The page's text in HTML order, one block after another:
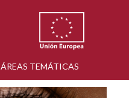
ÁREAS TEMÁTICAS